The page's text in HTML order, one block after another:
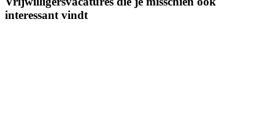
interessant vindt